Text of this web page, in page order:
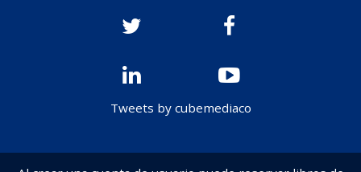
Tweets by cubemediaco